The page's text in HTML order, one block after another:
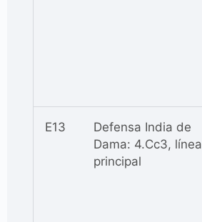
E13
Defensa India de
Dama: 4.Cc3, línea
principal